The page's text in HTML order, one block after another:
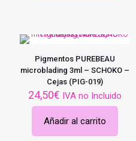
Pigmentos PUREBEAU
microblading 3ml – SCHOKO –
Cejas (PIG-019)
24,50€ IVA no Incluido
Añadir al carrito